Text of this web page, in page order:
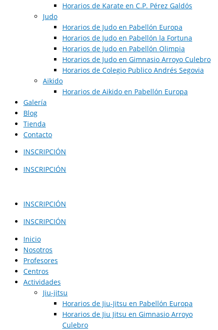
Horarios de Karate en C.P. Pérez Galdós
Judo
Horarios de Judo en Pabellón Europa​
Horarios de Judo en Pabellón la Fortuna
Horarios de Judo en Pabellón Olimpia
Horarios de Judo en Gimnasio Arroyo Culebro
Horarios de Colegio Publico Andrés Segovia
Aikido
Horarios de Aikido en Pabellón Europa​
Galería
Blog
Tienda
Contacto
INSCRIPCIÓN
INSCRIPCIÓN
INSCRIPCIÓN
INSCRIPCIÓN
Inicio
Nosotros
Profesores
Centros
Actividades
Jiu-jitsu
Horarios de Jiu-Jitsu en Pabellón Europa
Horarios de Jiu Jitsu en Gimnasio Arroyo
Culebro